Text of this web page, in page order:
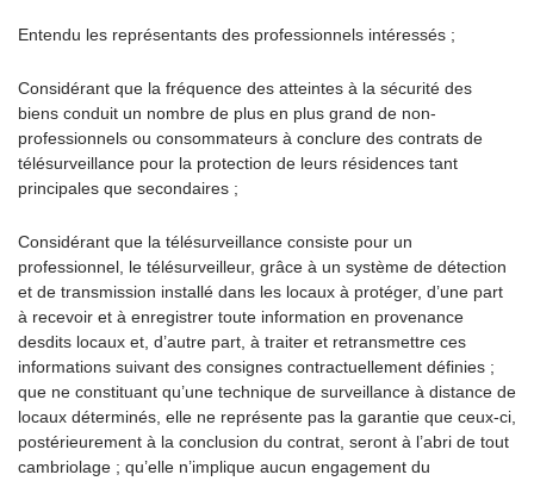
Entendu les représentants des professionnels intéressés ;
Considérant que la fréquence des atteintes à la sécurité des
biens conduit un nombre de plus en plus grand de non-
professionnels ou consommateurs à conclure des contrats de
télésurveillance pour la protection de leurs résidences tant
principales que secondaires ;
Considérant que la télésurveillance consiste pour un
professionnel, le télésurveilleur, grâce à un système de détection
et de transmission installé dans les locaux à protéger, d’une part
à recevoir et à enregistrer toute information en provenance
desdits locaux et, d’autre part, à traiter et retransmettre ces
informations suivant des consignes contractuellement définies ;
que ne constituant qu’une technique de surveillance à distance de
locaux déterminés, elle ne représente pas la garantie que ceux-ci,
postérieurement à la conclusion du contrat, seront à l’abri de tout
cambriolage ; qu’elle n’implique aucun engagement du